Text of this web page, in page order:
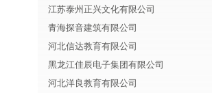
江苏泰州正兴文化有限公司
青海探音建筑有限公司
河北信达教育有限公司
黑龙江佳辰电子集团有限公司
河北洋良教育有限公司